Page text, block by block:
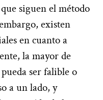
siguen el método
existen
en cuanto a
, la mayor de
pueda serfalible o
a un lado, y